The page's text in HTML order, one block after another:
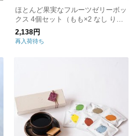
ほとんど果実なフルーツゼリーボッ
クス 4個セット（もも×2 なし りん
ご） ／大野農園
2,138円
再入荷待ち